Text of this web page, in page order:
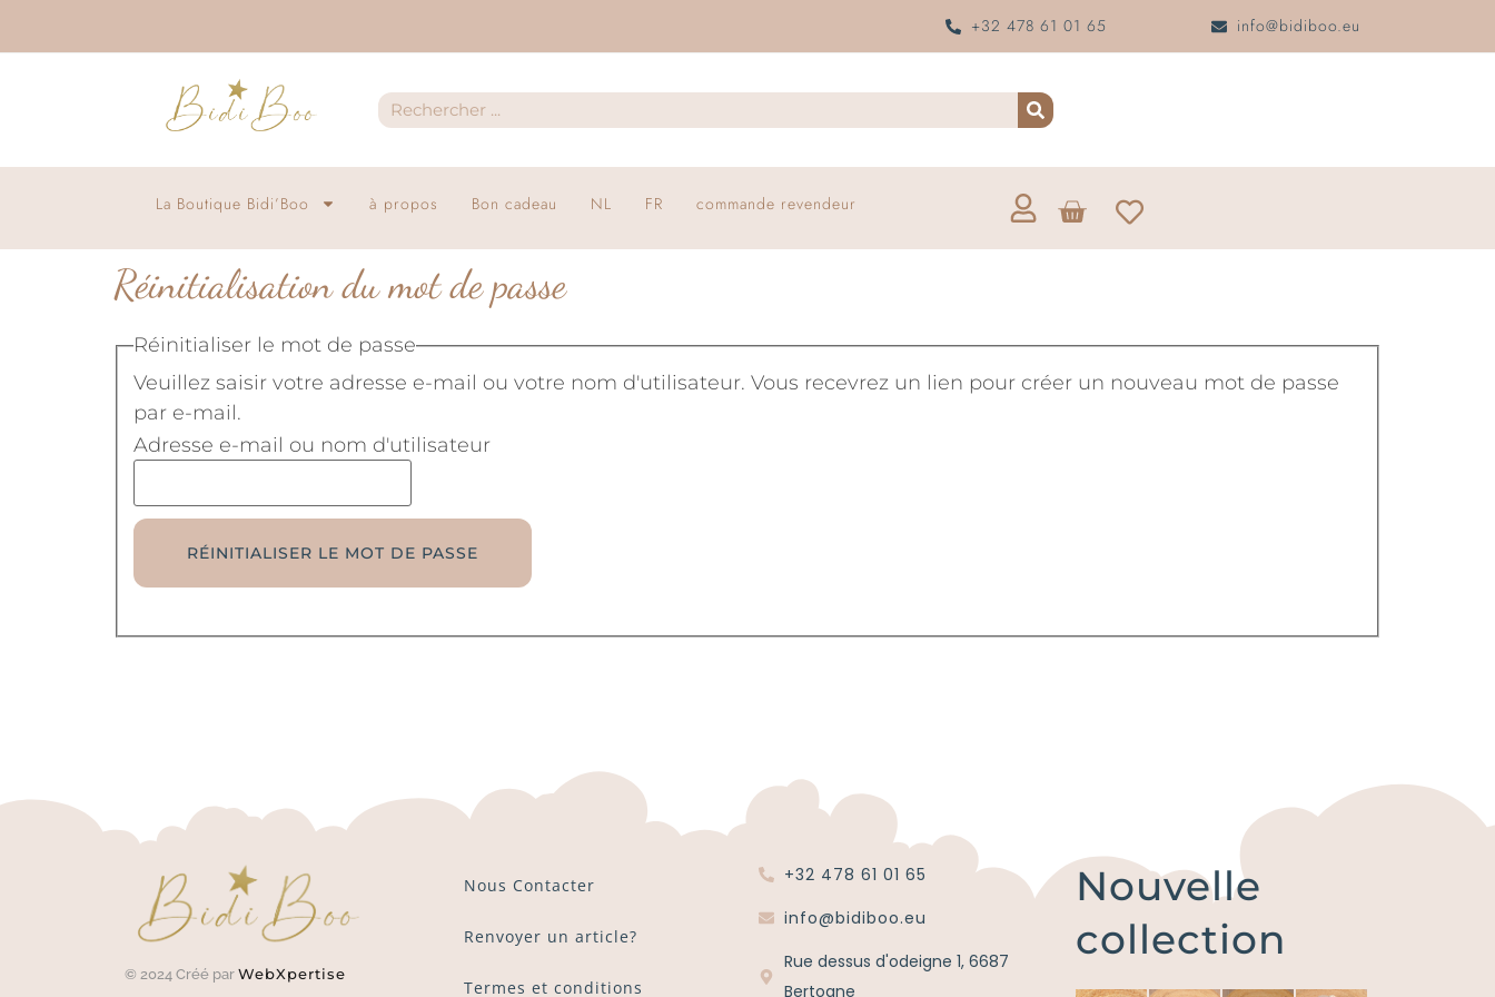
+32 478 61 01 65 info@bidiboo.eu
La Boutique Bidi’Boo à propos Bon cadeau NL FR commande revendeur
Réinitialisation du mot de passe
Réinitialiser le mot de passe
Veuillez saisir votre adresse e-mail ou votre nom d'utilisateur. Vous recevrez un lien pour créer un nouveau mot de passe
par e-mail.
Adresse e-mail ou nom d'utilisateur
RÉINITIALISER LE MOT DE PASSE
© 2024 Créé par WebXpertise
Nous Contacter
Renvoyer un article?
Termes et conditions
+32 478 61 01 65
info@bidiboo.eu
Rue dessus d'odeigne 1, 6687
Bertogne
Nouvelle
collection